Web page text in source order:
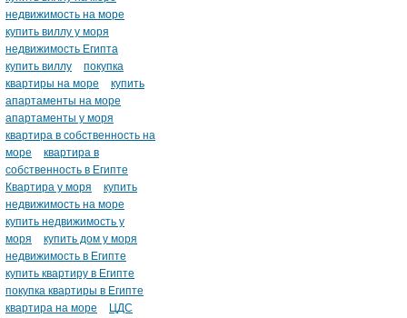
недвижимость на море
купить виллу у моря
недвижимость Египта
купить виллу
покупка
квартиры на море
купить
апартаменты на море
апартаменты у моря
квартира в собственность на
море
квартира в
собственность в Египте
Квартира у моря
купить
недвижимость на море
купить недвижимость у
моря
купить дом у моря
недвижимость в Египте
купить квартиру в Египте
покупка квартиры в Египте
квартира на море
ЦДС